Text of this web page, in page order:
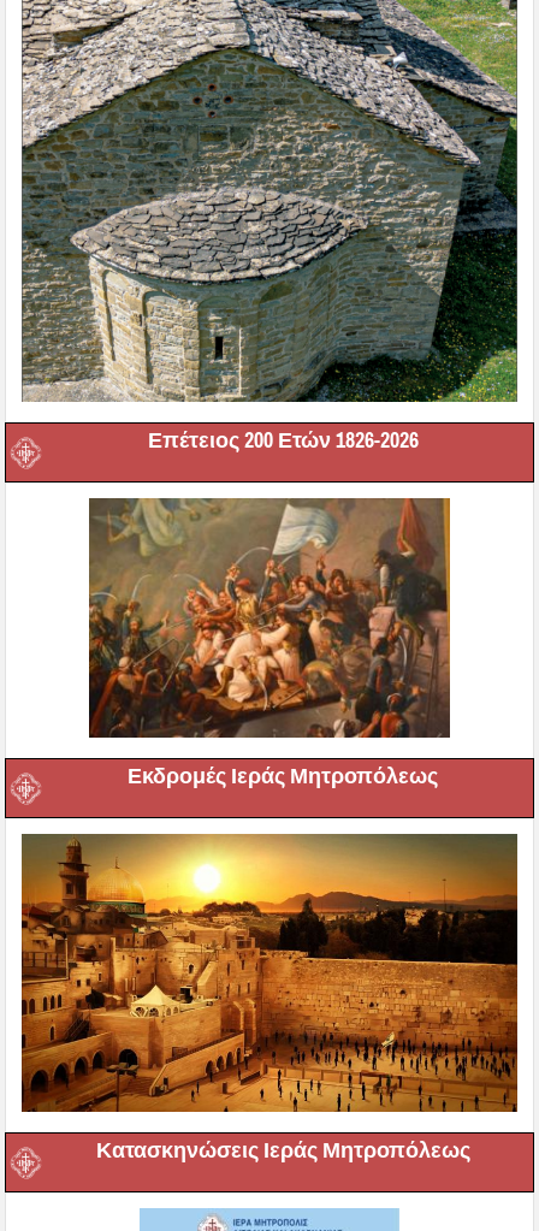
Επέτειος 200 Ετών 1826-2026
Εκδρομές Ιεράς Μητροπόλεως
Κατασκηνώσεις Ιεράς Μητροπόλεως